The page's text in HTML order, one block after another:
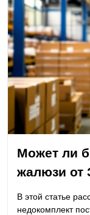
Может ли
жалюзи от
В этой статье
недокомплект